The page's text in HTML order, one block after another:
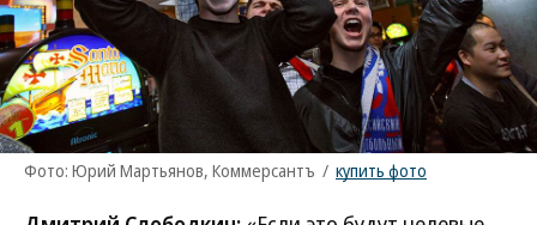
Фото: Юрий Мартьянов, Коммерсантъ / купить фото